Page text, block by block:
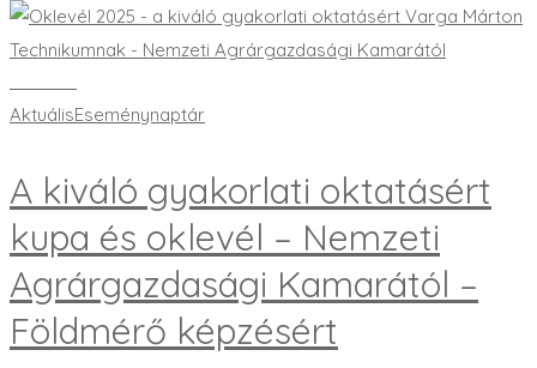
AktuálisEseménynaptár
A kiváló gyakorlati oktatásért
kupa és oklevél – Nemzeti
Agrárgazdasági Kamarától –
Földmérő képzésért